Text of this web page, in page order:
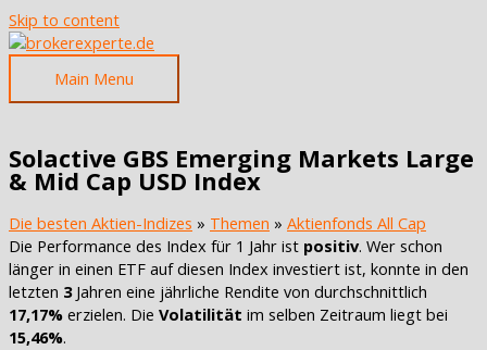
Skip to content
Main Menu
Solactive GBS Emerging Markets Large
& Mid Cap USD Index
Die besten Aktien-Indizes » Themen » Aktienfonds All Cap
Die Performance des Index für 1 Jahr ist positiv. Wer schon
länger in einen ETF auf diesen Index investiert ist, konnte in den
letzten 3Jahren eine jährliche Rendite von durchschnittlich
17,17% erzielen. Die Volatilität im selben Zeitraum liegt bei
15,46%.